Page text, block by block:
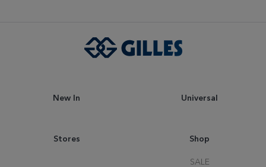
New In Universal
Stores Shop
SALE